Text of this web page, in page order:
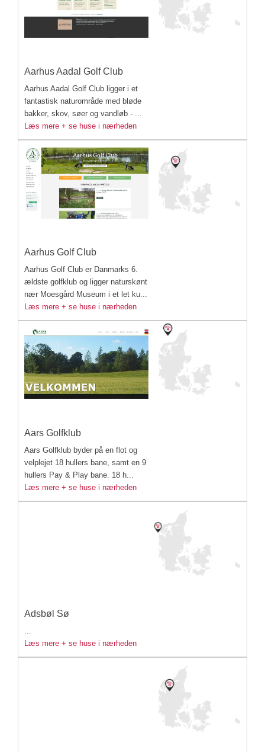
Aarhus Aadal Golf Club
Aarhus Aadal Golf Club ligger i et
fantastisk naturområde med bløde
bakker, skov, søer og vandløb - ...
Læs mere + se huse i nærheden
Aarhus Golf Club
Aarhus Golf Club er Danmarks 6.
ældste golfklub og ligger naturskønt
nær Moesgård Museum i et let ku...
Læs mere + se huse i nærheden
Aars Golfklub
Aars Golfklub byder på en flot og
velplejet 18 hullers bane, samt en 9
hullers Pay & Play bane. 18 h...
Læs mere + se huse i nærheden
Adsbøl Sø
...
Læs mere + se huse i nærheden